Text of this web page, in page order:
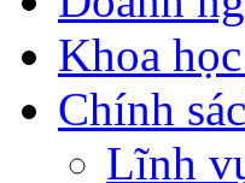
Khoa
Chính
Lĩnh